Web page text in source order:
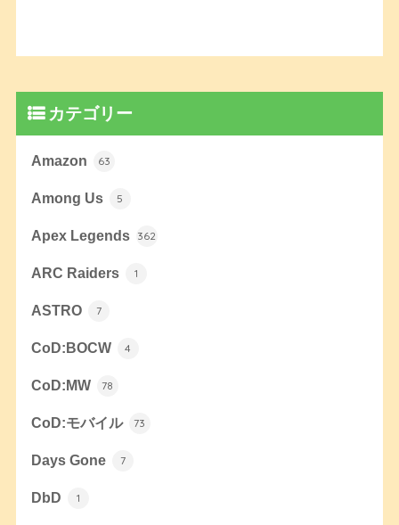
カテゴリー
Amazon 63
Among Us 5
Apex Legends 362
ARC Raiders 1
ASTRO 7
CoD:BOCW 4
CoD:MW 78
CoD:モバイル 73
Days Gone 7
DbD 1